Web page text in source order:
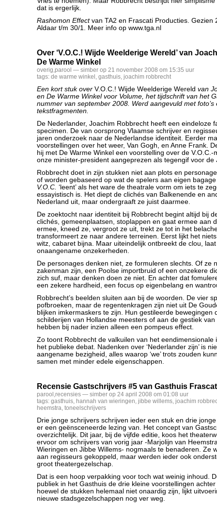
dat is ergerlijk.
Rashomon Effectvan TA2 en Frascati Producties. Gezien
Aldaar t/m 30/1. Meer info op www.tga.nl
Over ‘V.O.C.! Wijde Weelderige Wereld’ van
De Warme Winkel
overig,parool — simber op 21 november 2008 om 15:35 uur
tags: de warme winkel , gasthuis, joachim robbrecht
Een kort stuk over V.O.C.! Wijde Weelderige Wereld van
en De Warme Winkel voor Volume, het tijdschrift van het
nummer van september 2008. Werd aangevuld met foto’s
tekstfragmenten.
De Nederlander, Joachim Robbrecht heeft een eindeloze
specimen. De van oorsprong Vlaamse schrijver en
jaren onderzoek naar de Nederlandse identiteit. Eerder
voorstellingen over het weer, Van Gogh, en Anne Frank.
hij met De Warme Winkel een voorstelling over de V.O.C.-
onze minister-president aangeprezen als tegengif voor de
Robbrecht doet in zijn stukken niet aan plots en
of worden gebaseerd op wat de spelers aan eigen
V.O.C. ‘leent’ als het ware de theatrale vorm om iets te
essayistisch is. Het diept de clichés van Balkenende en
Nederland uit, maar ondergraaft ze juist daarmee.
De zoektocht naar identiteit bij Robbrecht begint altijd bij
clichés, gemeenplaatsen, stoplappen en gaat ermee aan
ermee, kneed ze, vergroot ze uit, trekt ze tot in het
transformeert ze naar andere terreinen. Eerst lijkt het
witz, cabaret bijna. Maar uiteindelijk ontbreekt de clou,
onaangename onzekerheden.
De personages denken niet, ze formuleren slechts. Of ze
zakenman zijn, een Poolse importbruid of een onzekere
zich suf, maar denken doen ze niet. En achter dat
een zekere hardheid, een focus op eigenbelang en
Robbrecht’s beelden sluiten aan bij de woorden. De vier
pofbroeken, maar de regentenkragen zijn niet uit De
blijken imkermaskers te zijn. Hun gestileerde bewegingen
schilderijen van Hollandse meesters of aan de gestiek
hebben bij nader inzien alleen een pompeus effect.
Zo toont Robbrecht de valkuilen van het eendimensionale
het publieke debat. Nadenken over ‘Nederlander zijn’ is
aangename bezigheid, alles waarop ‘we’ trots zouden
samen met minder edele eigenschappen.
Recensie Gastschrijvers #5 van Gasthuis
parool ,recensies — simber op 24 april 2008 om 01:08 uur
tags: gasthuis, hannah van wieringen, jibbe willems, joachim
heemstra, toneelschrijvers
Drie jonge schrijvers schrijven ieder een stuk en drie
er een geënsceneerde lezing van. Het concept van
overzichtelijk. Dit jaar, bij de vijfde editie, koos het
ervoor om schrijvers van vorig jaar -Marjolijn van
Wieringen en Jibbe Willems- nogmaals te benaderen. Ze
aan regisseurs gekoppeld, maar werden ieder ook
groot theatergezelschap.
Dat is een hoop verpakking voor toch wat weinig inhoud.
publiek in het Gasthuis de drie kleine voorstellingen
hoewel de stukken helemaal niet onaardig zijn, lijkt
nieuwe stadsgezelschappen nog ver weg.